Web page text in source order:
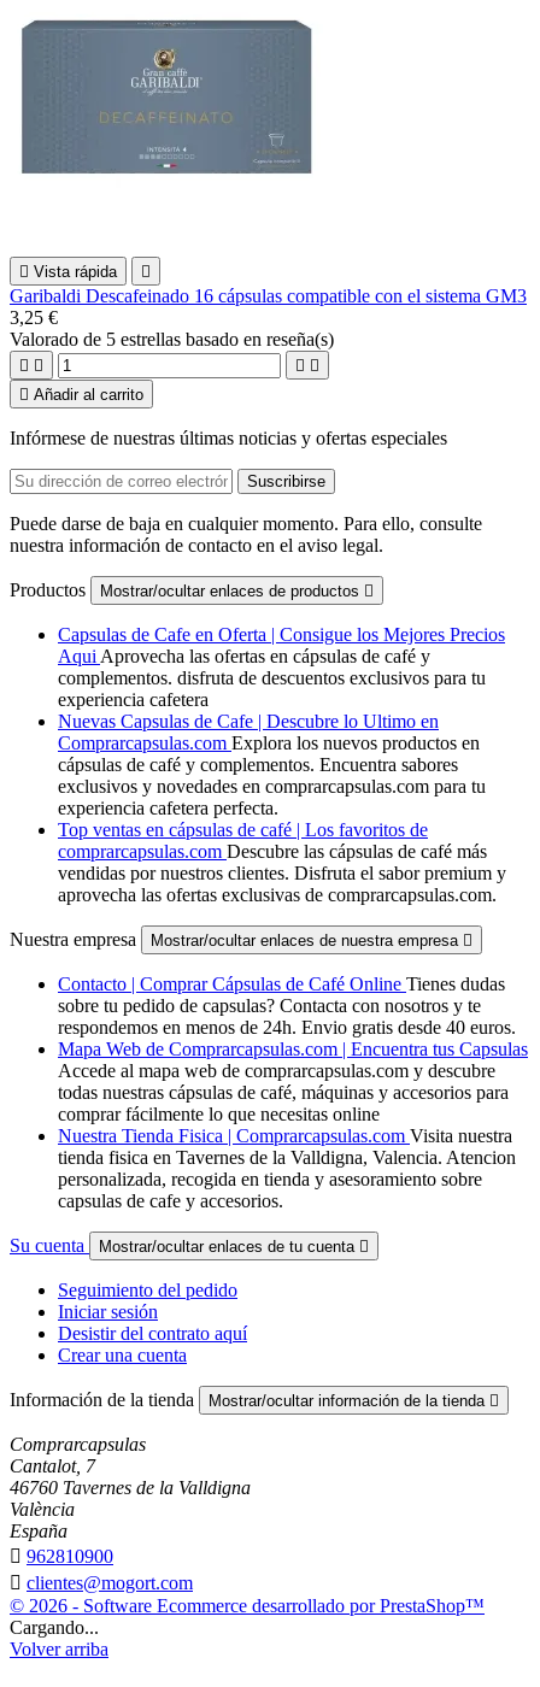
 Vista rápida 
Garibaldi Descafeinado 16 cápsulas compatible con el sistema GM3
3,25 €
Valorado de 5 estrellas basado en reseña(s)
   
 Añadir al carrito
Infórmese de nuestras últimas noticias y ofertas especiales
Puede darse de baja en cualquier momento. Para ello, consulte
nuestra información de contacto en el aviso legal.
Productos Mostrar/ocultar enlaces de productos 
Capsulas de Cafe en Oferta | Consigue los Mejores Precios
Aqui Aprovecha las ofertas en cápsulas de café y
complementos. disfruta de descuentos exclusivos para tu
experiencia cafetera
Nuevas Capsulas de Cafe | Descubre lo Ultimo en
Comprarcapsulas.com Explora los nuevos productos en
cápsulas de café y complementos. Encuentra sabores
exclusivos y novedades en comprarcapsulas.com para tu
experiencia cafetera perfecta.
Top ventas en cápsulas de café | Los favoritos de
comprarcapsulas.com Descubre las cápsulas de café más
vendidas por nuestros clientes. Disfruta el sabor premium y
aprovecha las ofertas exclusivas de comprarcapsulas.com.
Nuestra empresa Mostrar/ocultar enlaces de nuestra empresa 
Contacto | Comprar Cápsulas de Café Online Tienes dudas
sobre tu pedido de capsulas? Contacta con nosotros y te
respondemos en menos de 24h. Envio gratis desde 40 euros.
Mapa Web de Comprarcapsulas.com | Encuentra tus Capsulas
Accede al mapa web de comprarcapsulas.com y descubre
todas nuestras cápsulas de café, máquinas y accesorios para
comprar fácilmente lo que necesitas online
Nuestra Tienda Fisica | Comprarcapsulas.com Visita nuestra
tienda fisica en Tavernes de la Valldigna, Valencia. Atencion
personalizada, recogida en tienda y asesoramiento sobre
capsulas de cafe y accesorios.
Su cuenta Mostrar/ocultar enlaces de tu cuenta 
Seguimiento del pedido
Iniciar sesión
Desistir del contrato aquí
Crear una cuenta
Información de la tienda Mostrar/ocultar información de la tienda 
Comprarcapsulas
Cantalot, 7
46760 Tavernes de la Valldigna
València
España
 962810900
 clientes@mogort.com
© 2026 - Software Ecommerce desarrollado por PrestaShop™
Cargando...
Volver arriba